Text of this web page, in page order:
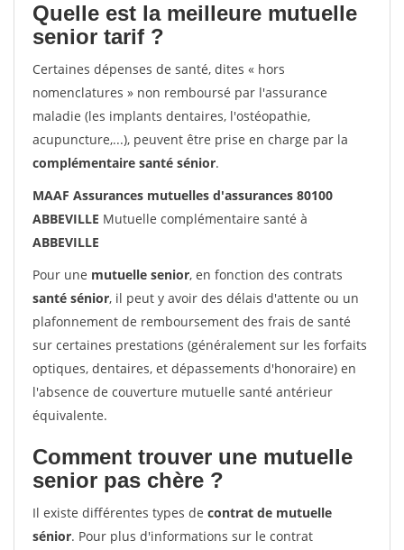
Quelle est la meilleure mutuelle
senior tarif ?
Certaines dépenses de santé, dites « hors
nomenclatures » non remboursé par l'assurance
maladie (les implants dentaires, l'ostéopathie,
acupuncture,...), peuvent être prise en charge par la
complémentaire santé sénior.
MAAF Assurances mutuelles d'assurances 80100
ABBEVILLE Mutuelle complémentaire santé à
ABBEVILLE
Pour une mutuelle senior, en fonction des contrats
santé sénior, il peut y avoir des délais d'attente ou un
plafonnement de remboursement des frais de santé
sur certaines prestations (généralement sur les forfaits
optiques, dentaires, et dépassements d'honoraire) en
l'absence de couverture mutuelle santé antérieur
équivalente.
Comment trouver une mutuelle
senior pas chère ?
Il existe différentes types de contrat de mutuelle
sénior. Pour plus d'informations sur le contrat